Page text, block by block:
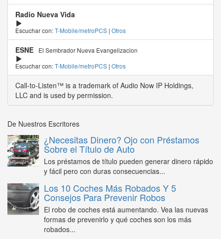
Radio Nueva Vida
Escuchar con:T-Mobile/metroPCS | Otros
ESNE
El Sembrador Nueva Evangelizacion
Escuchar con:T-Mobile/metroPCS | Otros
Call-to-Listen™ is a trademark of Audio Now IP Holdings,
LLC and is used by permission.
De Nuestros Escritores
¿Necesitas Dinero? Ojo con Préstamos
Sobre el Título de Auto
Los préstamos de título pueden generar dinero rápido
y fácil pero con duras consecuencias...
Los 10 Coches Más Robados Y 5
Consejos Para Prevenir Robos
El robo de coches está aumentando. Vea las nuevas
formas de prevenirlo y qué coches son los más
robados...